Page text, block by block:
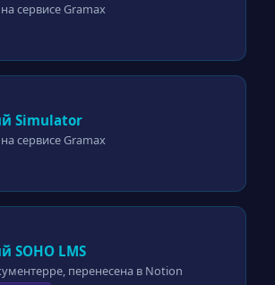
сервисе Gramax
Simulator
сервисе Gramax
SOHO LMS
перенесена в Notion